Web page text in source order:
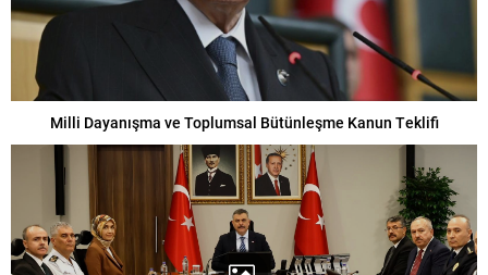
Milli Dayanışma ve Toplumsal Bütünleşme Kanun Teklifi